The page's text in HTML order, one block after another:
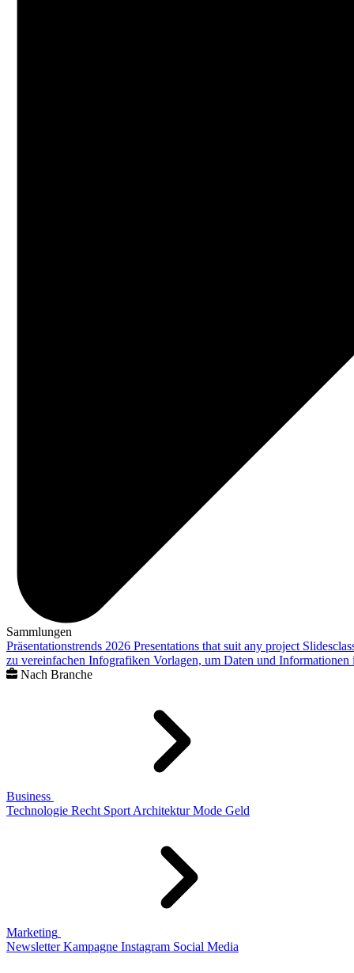
Sammlungen
Präsentationstrends 2026 Presentations that suit any project
zu vereinfachen Infografiken Vorlagen, um Daten und
Nach Branche
Business
Technologie Recht Sport Architektur Mode Geld
Marketing
Newsletter Kampagne Instagram Social Media